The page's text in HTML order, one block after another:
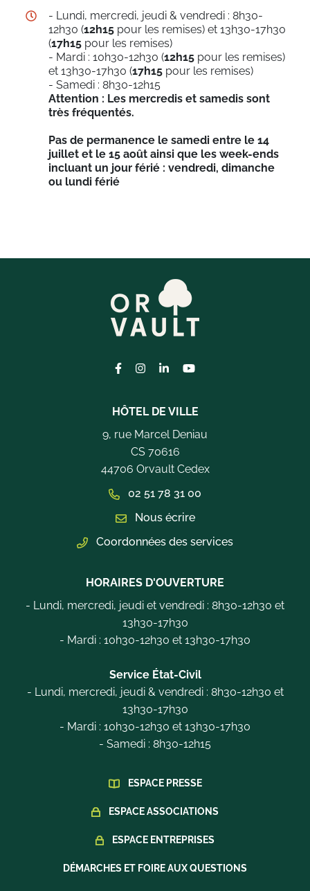
- Lundi, mercredi, jeudi & vendredi : 8h30-
12h30 (12h15 pour les remises) et 13h30-17h30
(17h15 pour les remises)
- Mardi : 10h30-12h30 (12h15 pour les remises)
et 13h30-17h30 (17h15 pour les remises)
- Samedi : 8h30-12h15
Attention : Les mercredis et samedis sont
très fréquentés.
Pas de permanence le samedi entre le 14
juillet et le 15 août ainsi que les week-ends
incluant un jour férié : vendredi, dimanche
ou lundi férié
Lien vers le compte Facebook
Lien vers le compte Instagram
Lien vers le compte Linkedin
Lien vers la chaîne
HÔTEL DE VILLE
9, rue Marcel Deniau
CS 70616
44706 Orvault Cedex
02 51 78 31 00
Nous écrire
Coordonnées des services
HORAIRES D'OUVERTURE
- Lundi, mercredi, jeudi et vendredi : 8h30-12h30 et
13h30-17h30
- Mardi : 10h30-12h30 et 13h30-17h30
Service État-Civil
- Lundi, mercredi, jeudi & vendredi : 8h30-12h30 et
13h30-17h30
- Mardi : 10h30-12h30 et 13h30-17h30
- Samedi : 8h30-12h15
ESPACE PRESSE
ESPACE ASSOCIATIONS
ESPACE ENTREPRISES
DÉMARCHES ET FOIRE AUX QUESTIONS